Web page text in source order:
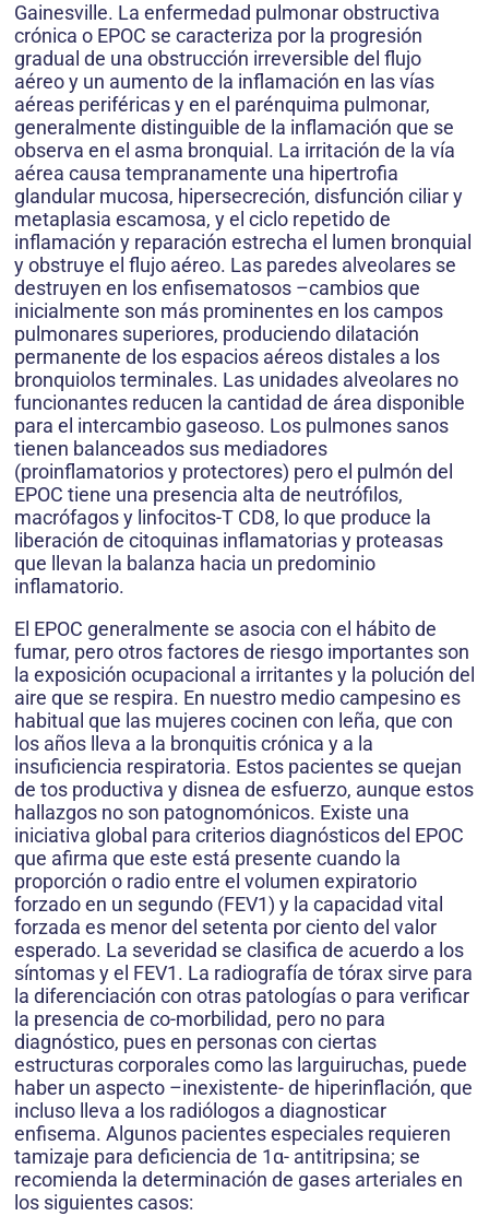
Gainesville. La enfermedad pulmonar obstructiva
crónica o EPOC se caracteriza por la progresión
gradual de una obstrucción irreversible del flujo
aéreo y un aumento de la inflamación en las vías
aéreas periféricas y en el parénquima pulmonar,
generalmente distinguible de la inflamación que se
observa en el asma bronquial. La irritación de la vía
aérea causa tempranamente una hipertrofia
glandular mucosa, hipersecreción, disfunción ciliar y
metaplasia escamosa, y el ciclo repetido de
inflamación y reparación estrecha el lumen bronquial
y obstruye el flujo aéreo. Las paredes alveolares se
destruyen en los enfisematosos –cambios que
inicialmente son más prominentes en los campos
pulmonares superiores, produciendo dilatación
permanente de los espacios aéreos distales a los
bronquiolos terminales. Las unidades alveolares no
funcionantes reducen la cantidad de área disponible
para el intercambio gaseoso. Los pulmones sanos
tienen balanceados sus mediadores
(proinflamatorios y protectores) pero el pulmón del
EPOC tiene una presencia alta de neutrófilos,
macrófagos y linfocitos-T CD8, lo que produce la
liberación de citoquinas inflamatorias y proteasas
que llevan la balanza hacia un predominio
inflamatorio.
El EPOC generalmente se asocia con el hábito de
fumar, pero otros factores de riesgo importantes son
la exposición ocupacional a irritantes y la polución del
aire que se respira. En nuestro medio campesino es
habitual que las mujeres cocinen con leña, que con
los años lleva a la bronquitis crónica y a la
insuficiencia respiratoria. Estos pacientes se quejan
de tos productiva y disnea de esfuerzo, aunque estos
hallazgos no son patognomónicos. Existe una
iniciativa global para criterios diagnósticos del EPOC
que afirma que este está presente cuando la
proporción o radio entre el volumen expiratorio
forzado en un segundo (FEV1) y la capacidad vital
forzada es menor del setenta por ciento del valor
esperado. La severidad se clasifica de acuerdo a los
síntomas y el FEV1. La radiografía de tórax sirve para
la diferenciación con otras patologías o para verificar
la presencia de co-morbilidad, pero no para
diagnóstico, pues en personas con ciertas
estructuras corporales como las larguiruchas, puede
haber un aspecto –inexistente- de hiperinflación, que
incluso lleva a los radiólogos a diagnosticar
enfisema. Algunos pacientes especiales requieren
tamizaje para deficiencia de 1α- antitripsina; se
recomienda la determinación de gases arteriales en
los siguientes casos: